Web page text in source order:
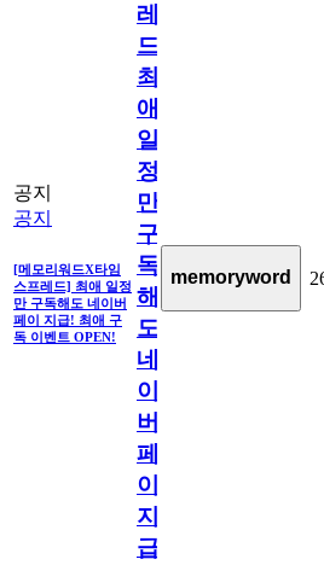
공지
공지
[메모리워드X타임
스프레드] 최애 일정
만 구독해도 네이버
페이 지급! 최애 구
독 이벤트 OPEN!
레
드]
최
애
일
정
만
구
독
해
도
네
이
버
페
이
지
급!
memoryword